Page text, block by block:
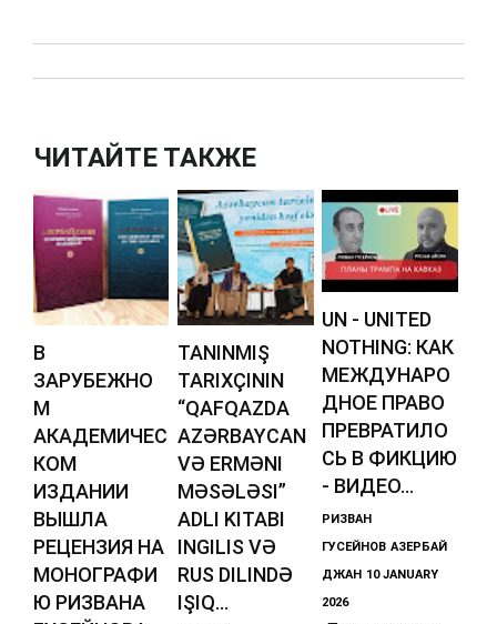
ЧИТАЙТЕ ТАКЖЕ
В
ЗАРУБЕЖНО
М
АКАДЕМИЧЕС
КОМ
ИЗДАНИИ
ВЫШЛА
РЕЦЕНЗИЯ НА
МОНОГРАФИ
Ю РИЗВАНА
TANINMIŞ
TARIXÇININ
“QAFQAZDA
AZƏRBAYCAN
VƏ ERMƏNI
MƏSƏLƏSI”
ADLI KITABI
INGILIS VƏ
RUS DILINDƏ
IŞIQ...
UN - UNITED
NOTHING: КАК
МЕЖДУНАРО
ДНОЕ ПРАВО
ПРЕВРАТИЛО
СЬ В ФИКЦИЮ
- ВИДЕО...
РИЗВАН
ГУСЕЙНОВ АЗЕРБАЙ
ДЖАН 10 JANUARY
2026